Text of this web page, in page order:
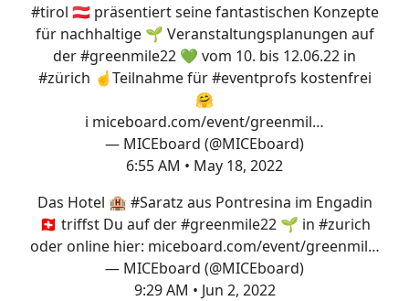
#tirol 🇦🇹 präsentiert seine fantastischen Konzepte
für nachhaltige 🌱 Veranstaltungsplanungen auf
der#greenmile22 💚 vom 10. bis 12.06.22 in
#zürich ☝️Teilnahme für#eventprofs kostenfrei
🤗
ℹ️ miceboard.com/event/greenmil…
— MICEboard (@MICEboard)
6:55 AM • May 18, 2022
Das Hotel 🏨 #Saratz aus Pontresina im Engadin
🇨🇭 triffst Du auf der#greenmile22🌱 in #zurich
oder online hier: miceboard.com/event/greenmil…
— MICEboard (@MICEboard)
9:29 AM • Jun 2, 2022